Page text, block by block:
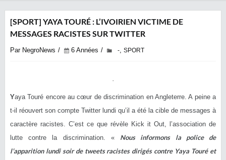
[SPORT] YAYA TOURÉ : L’IVOIRIEN VICTIME DE
MESSAGES RACISTES SUR TWITTER
Par NegroNews 6 Années -, SPORT
Yaya Touré encore au cœur de discrimination en Angleterre. A peine a
t-il réouvert son compte Twitter lundi qu’il a été la cible de messages à
caractère racistes. C’est ce que révèle Kick it Out, l’association de
lutte contre la discrimination. « Nous informons la police de
l’apparition lundi soir de tweets racistes dirigés contre Yaya Touré et